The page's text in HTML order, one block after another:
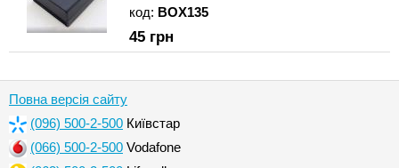
код: BOX135
45 грн
Повна версія сайту
(096) 500-2-500 Київстар
(066) 500-2-500 Vodafone